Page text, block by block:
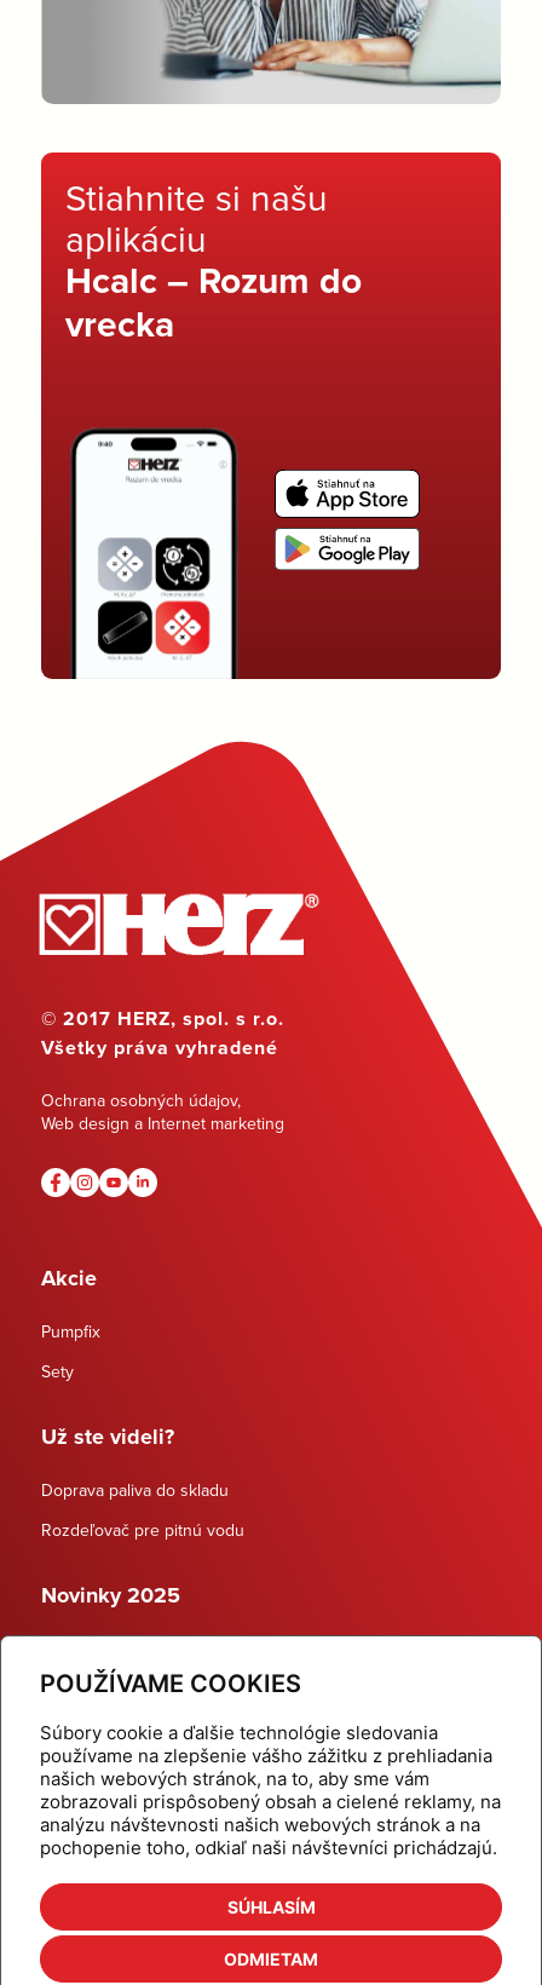
POUŽÍVAME COOKIES
Súbory cookie a ďalšie technológie sledovania
používame na zlepšenie vášho zážitku z prehliadania
našich webových stránok, na to, aby sme vám
zobrazovali prispôsobený obsah a cielené reklamy, na
analýzu návštevnosti našich webových stránok a na
pochopenie toho, odkiaľ naši návštevníci prichádzajú.
SÚHLASÍM
ODMIETAM
Stiahnite si našu
aplikáciu
Hcalc – Rozum do
vrecka
© 2017 HERZ, spol. s r.o.
Všetky práva vyhradené
Ochrana osobných údajov,
Web design a Internet marketing
Akcie
Pumpfix
Sety
Už ste videli?
Doprava paliva do skladu
Rozdeľovač pre pitnú vodu
Novinky 2025
Dynamické termostatické ventily
Domov
Produkty
Aktuality
Odber šikovné tipy
Kalkulačky
Cenníky
Na stiahnutie
Referencie
Kontakt